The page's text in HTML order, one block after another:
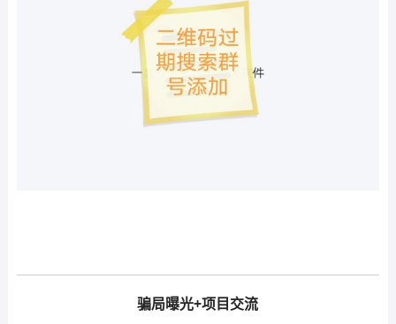
骗局曝光+项目交流